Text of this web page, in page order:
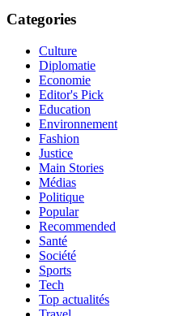
Categories
Culture
Diplomatie
Economie
Editor's Pick
Education
Environnement
Fashion
Justice
Main Stories
Médias
Politique
Popular
Recommended
Santé
Société
Sports
Tech
Top actualités